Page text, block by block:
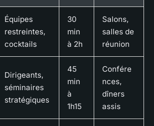
Équipes
restreintes,
cocktails
30
min
à 2h
Salons,
salles de
réunion
Dirigeants,
séminaires
stratégiques
45
min
à
1h15
Confére
nces,
dîners
assis